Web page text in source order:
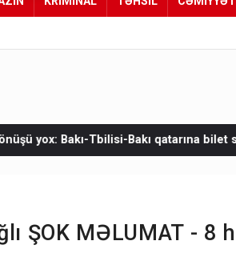
qatarına bilet satışından böyük
ŞOK MƏLUMAT - 8